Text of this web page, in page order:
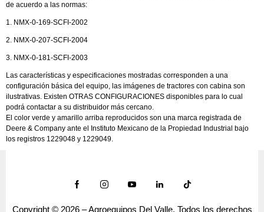
de acuerdo a las normas:
1. NMX-0-169-SCFI-2002
2. NMX-0-207-SCFI-2004
3. NMX-0-181-SCFI-2003
Las características y especificaciones mostradas corresponden a una
configuración básica del equipo, las imágenes de tractores con cabina son
ilustrativas. Existen OTRAS CONFIGURACIONES disponibles para lo cual
podrá contactar a su distribuidor más cercano.
El color verde y amarillo arriba reproducidos son una marca registrada de
Deere & Company ante el Instituto Mexicano de la Propiedad Industrial bajo
los registros 1229048 y 1229049.
Copyright © 2026 – Agroequipos Del Valle. Todos los derechos